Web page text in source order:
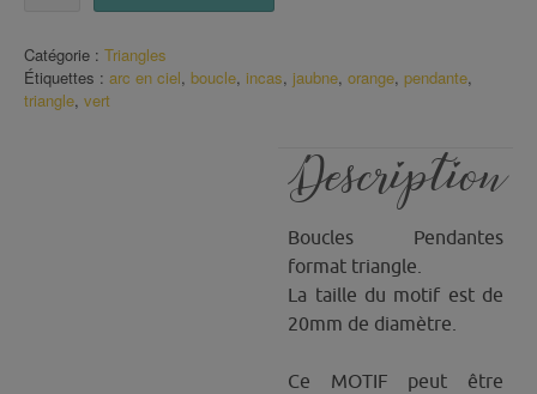
motifs
Incas
Catégorie : Triangles
Étiquettes : arc en ciel, boucle, incas, jaubne, orange, pendante,
triangle, vert
Description
Boucles Pendantes
format triangle.
La taille du motif est de
20mm de diamètre.
Ce MOTIF peut être